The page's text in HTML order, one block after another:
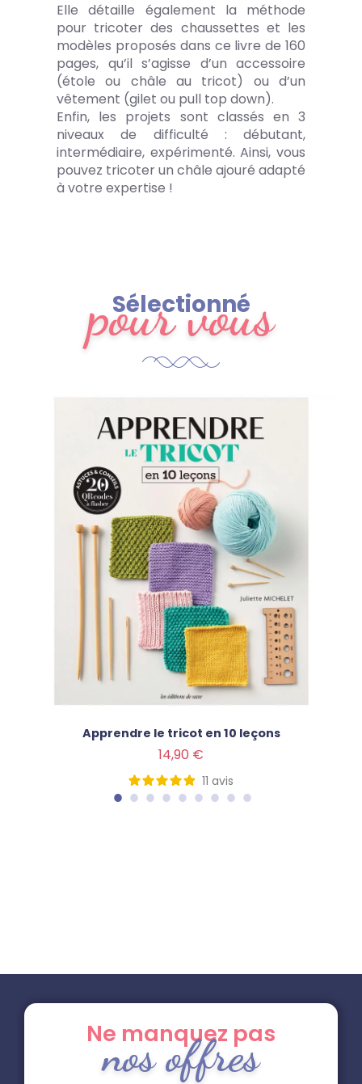
Elle détaille également la méthode
pour tricoter des chaussettes et les
modèles proposés dans ce livre de 160
pages, qu’il s’agisse d’un accessoire
(étole ou châle au tricot) ou d’un
vêtement (gilet ou pull top down).
Enfin, les projets sont classés en 3
niveaux de difficulté : débutant,
intermédiaire, expérimenté. Ainsi, vous
pouvez tricoter un châle ajouré adapté
à votre expertise !
Sélectionné
pour vous
Apprendre le tricot en 10 leçons
14,90 €
11 avis
Ne manquez pas
nos offres